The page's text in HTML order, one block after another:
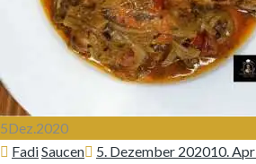
5Dez.2020
Author
FadiCategories
Saucen
Posted
5. Dezember 202010.